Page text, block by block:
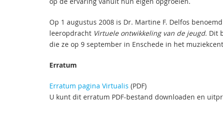
Op 1 augustus 2008 is Dr. Martine F. Delfos
leeropdracht Virtuele ontwikkeling van de jeugd. Dit
die ze op 9 september in Enschede in het
Erratum
Erratum pagina Virtualis (PDF)
U kunt dit erratum PDF-bestand downloaden en